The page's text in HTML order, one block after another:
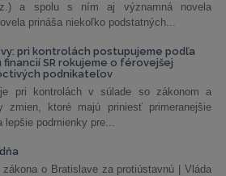
a spolu s ním aj významná novela
prináša niekoľko podstatných...
pri kontrolách postupujeme podľa
SR rokujeme o férovejšej
podnikateľov
pri kontrolách v súlade so zákonom a
zmien, ktoré majú priniesť primeranejšie
lepšie podmienky pre...
o Bratislave za protiústavnú | Vláda